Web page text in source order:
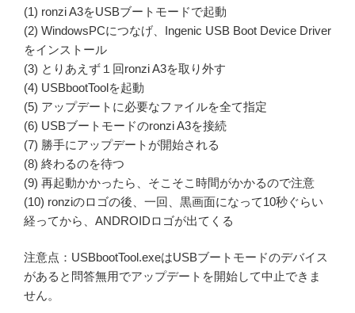
(1) ronzi A3をUSBブートモードで起動
(2) WindowsPCにつなげ、Ingenic USB Boot Device Driver
をインストール
(3) とりあえず１回ronzi A3を取り外す
(4) USBbootToolを起動
(5) アップデートに必要なファイルを全て指定
(6) USBブートモードのronzi A3を接続
(7) 勝手にアップデートが開始される
(8) 終わるのを待つ
(9) 再起動かかったら、そこそこ時間がかかるので注意
(10) ronziのロゴの後、一回、黒画面になって10秒ぐらい
経ってから、ANDROIDロゴが出てくる
注意点：USBbootTool.exeはUSBブートモードのデバイス
があると問答無用でアップデートを開始して中止できま
せん。